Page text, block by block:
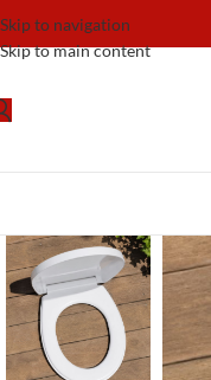
Skip to navigation
Skip to main content